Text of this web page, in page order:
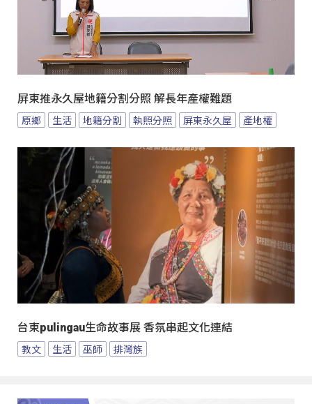
屏東推永久屋地籍分割分照 解長年產權難題
原鄉 生活 地籍分割 執照分照 屏東永久屋 產地權
台東pulingau生命故事展 香氛串起文化連結
教文 生活 巫師 排灣族